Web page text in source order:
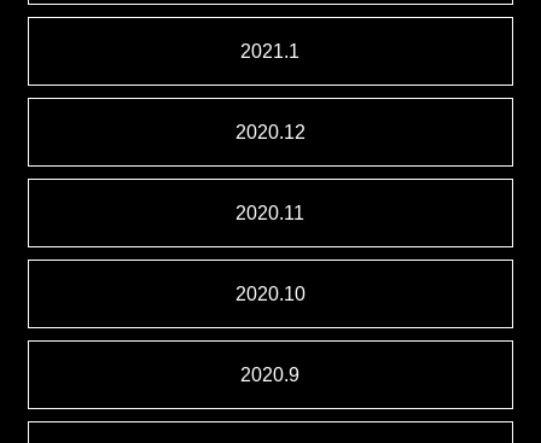
2021.1
2020.12
2020.11
2020.10
2020.9